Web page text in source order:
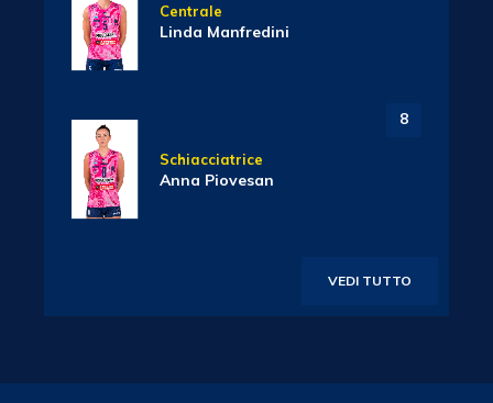
Centrale
Linda Manfredini
8
Schiacciatrice
Anna Piovesan
VEDI TUTTO